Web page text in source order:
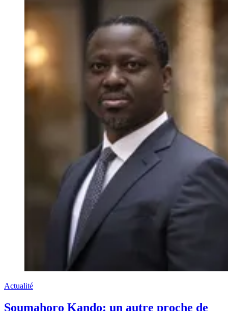
Actualité
Soumahoro Kando: un autre proche de